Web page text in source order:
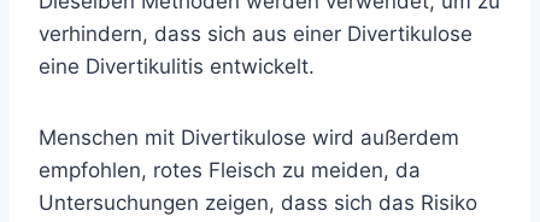
verhindern, dass sich aus einer Divertikulose
eine Divertikulitis entwickelt.
Menschen mit Divertikulose wird außerdem
empfohlen, rotes Fleisch zu meiden, da
Untersuchungen zeigen, dass sich das Risiko